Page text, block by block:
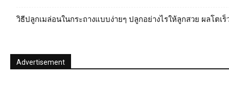
วิธีปลูกเมล่อนในกระถางแบบง่ายๆ ปลูกอย่างไรให้ลูกสวย ผลโตเร็
Advertisement